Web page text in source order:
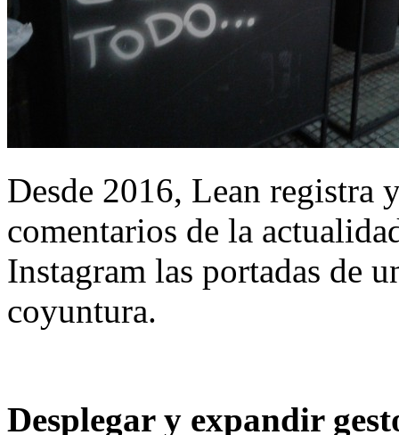
Desde 2016, Lean registra
comentarios de la
Instagram las portadas de
coyuntura.
Desplegar y expandir